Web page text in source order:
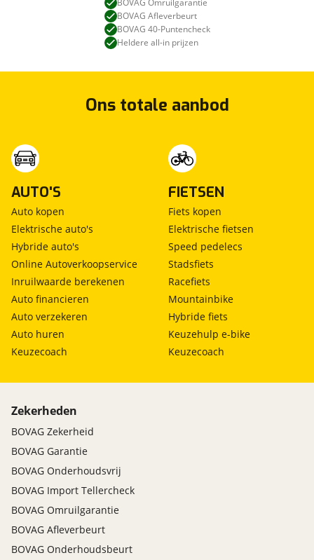
BOVAG Omruilgarantie
BOVAG Afleverbeurt
BOVAG 40-Puntencheck
Heldere all-in prijzen
Ons totale aanbod
AUTO'S
Auto kopen
Elektrische auto's
Hybride auto's
Online Autoverkoopservice
Inruilwaarde berekenen
Auto financieren
Auto verzekeren
Auto huren
Keuzecoach
FIETSEN
Fiets kopen
Elektrische fietsen
Speed pedelecs
Stadsfiets
Racefiets
Mountainbike
Hybride fiets
Keuzehulp e-bike
Keuzecoach
Zekerheden
BOVAG Zekerheid
BOVAG Garantie
BOVAG Onderhoudsvrij
BOVAG Import Tellercheck
BOVAG Omruilgarantie
BOVAG Afleverbeurt
BOVAG Onderhoudsbeurt